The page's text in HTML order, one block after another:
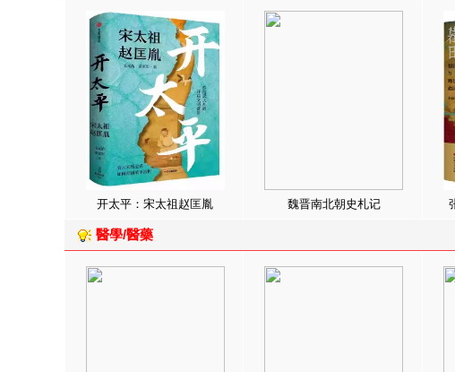
开太平：宋太祖赵匡胤 魏晋南北朝史札记
醫學/醫藥